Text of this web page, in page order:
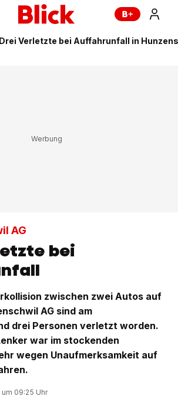
Drei Verletzte bei Auffahrunfall in
AG
bei
zwischen zwei Autos auf
AG sind am
drei Personen verletzt worden.
war im stockenden
wegen Unaufmerksamkeit auf
09:25 Uhr